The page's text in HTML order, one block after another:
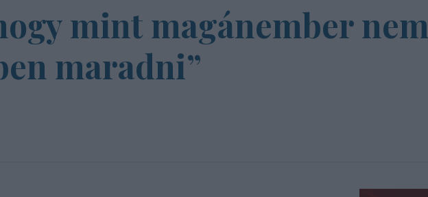
mint magánember nem
maradni”